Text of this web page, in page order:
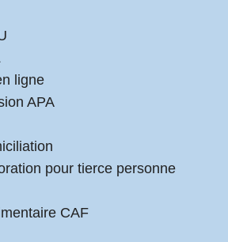
ligne
APA
pour tierce personne
CAF